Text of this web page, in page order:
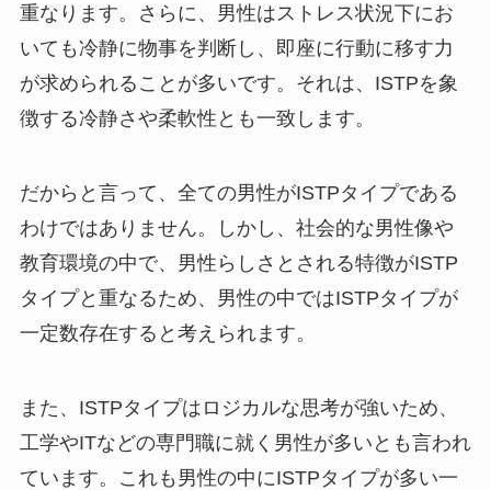
重なります。さらに、男性はストレス状況下にお
いても冷静に物事を判断し、即座に行動に移す力
が求められることが多いです。それは、ISTPを象
徴する冷静さや柔軟性とも一致します。
だからと言って、全ての男性がISTPタイプである
わけではありません。しかし、社会的な男性像や
教育環境の中で、男性らしさとされる特徴がISTP
タイプと重なるため、男性の中ではISTPタイプが
一定数存在すると考えられます。
また、ISTPタイプはロジカルな思考が強いため、
工学やITなどの専門職に就く男性が多いとも言われ
ています。これも男性の中にISTPタイプが多い一